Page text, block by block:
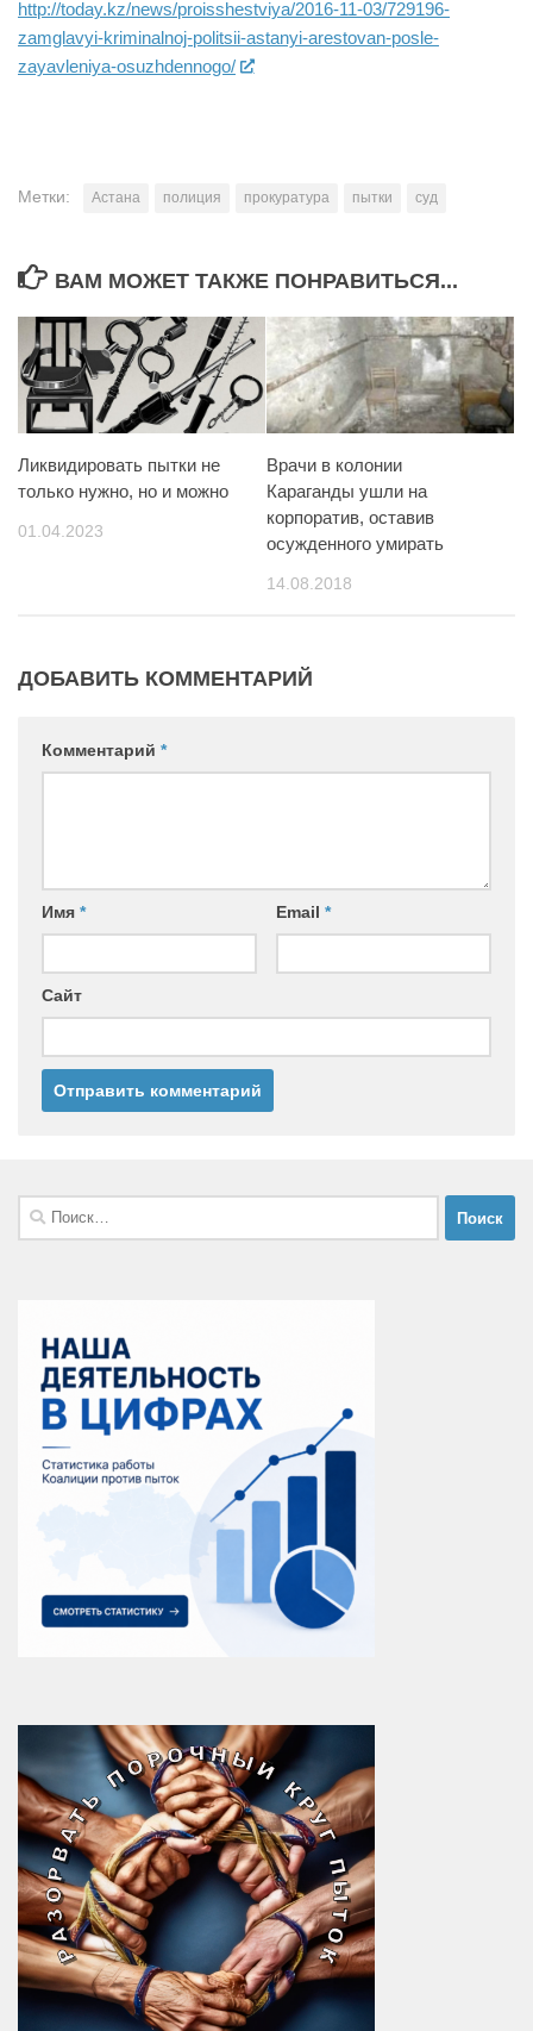
http://today.kz/news/proisshestviya/2016-11-03/729196-
zamglavyi-kriminalnoj-politsii-astanyi-arestovan-posle-
zayavleniya-osuzhdennogo/
Метки: Астана полиция прокуратура пытки суд
ВАМ МОЖЕТ ТАКЖЕ ПОНРАВИТЬСЯ...
Ликвидировать пытки не
только нужно, но и можно
01.04.2023
Врачи в колонии
Караганды ушли на
корпоратив, оставив
осужденного умирать
14.08.2018
ДОБАВИТЬ КОММЕНТАРИЙ
Комментарий *
Имя * Email *
Сайт
Найти: